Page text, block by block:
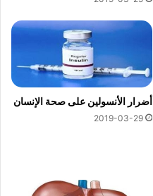
أضرار الأنسولين على صحة الإنسان
2019-03-29